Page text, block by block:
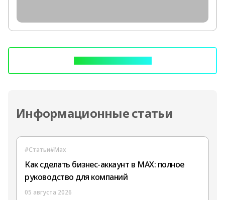
Информационные статьи
#Статьи#Max
Как сделать бизнес-аккаунт в MAX: полное
руководство для компаний
05 августа 2026